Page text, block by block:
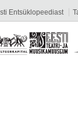
Entsüklopeediast